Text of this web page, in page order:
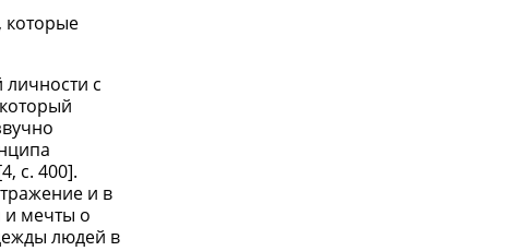
которые
с
с. 400].
и в
и мечты о
людей в